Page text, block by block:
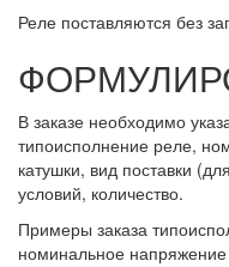
Реле поставляются без
В заказе необходимо
типоисполнение реле,
катушки, вид поставки
условий, количество.
Примеры заказа
номинальное